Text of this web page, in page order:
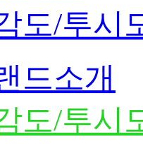
도/투시
드소개
도/투시